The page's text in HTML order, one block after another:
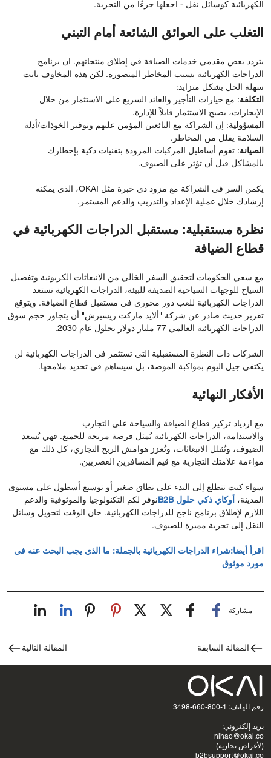
الكهربائية كوسائل نقل - اجعلها جزءًا من التجربة.
التغلب على العوائق الشائعة أمام التبني
يتردد بعض مقدمي خدمات الضيافة في إطلاق منتجاتهم. ان برنامج
الدراجات الكهربائية بسبب المخاطر المتصورة. لكن هذه المخاوف باتت
سهلة الحل بشكل متزايد:
التكلفة: مع خيارات التأجير والعائد السريع على الاستثمار من خلال
الإيجارات، يصبح الاستثمار قابلاً للإدارة.
المسؤولية: إن الشراكة مع البائعين المؤمن عليهم وتوفير الخوذات/أدلة
السلامة يقلل من المخاطر.
الصيانة: تقوم أساطيل المركبات المزودة بتقنيات ذكية بإخطارك
بالمشاكل قبل أن تؤثر على الضيوف.
يكمن السر في الشراكة مع مزود ذي خبرة مثل OKAI، الذي يمكنه
إرشادك خلال عملية الإعداد والتدريب والدعم المستمر.
نظرة مستقبلية: مستقبل الدراجات الكهربائية في
قطاع الضيافة
مع سعي الحكومات لتحقيق السفر الخالي من الانبعاثات الكربونية وتفضيل
السياح للوجهات السياحية الصديقة للبيئة، الدراجات الكهربائية تستعد
الدراجات الكهربائية للعب دور محوري في مستقبل قطاع الضيافة. ويتوقع
تقرير حديث صادر عن شركة "ألايد ماركت ريسيرش" أن يتجاوز حجم سوق
الدراجات الكهربائية العالمي 77 مليار دولار بحلول عام 2030.
الشركات ذات النظرة المستقبلية التي تستثمر في الدراجات الكهربائية لن
يكتفي جيل اليوم بمواكبة الموضة، بل سيساهم في تحديد ملامحها.
الأفكار النهائية
مع ازدياد تركيز قطاع الضيافة والسياحة على التجارب
والاستدامة، الدراجات الكهربائية تُمثل فرصة مربحة للجميع. فهي تُسعد
الضيوف، وتُقلل الانبعاثات، وتُعزز هوامش الربح التجاري، كل ذلك مع
مواءمة علامتك التجارية مع قيم المسافرين العصريين.
سواء كنت تتطلع إلى البدء على نطاق صغير أو توسيع أسطول على مستوى
المدينة،
أوكاي ذكي حلول B2B
نوفر لكم التكنولوجيا والموثوقية والدعم
اللازم لإطلاق برنامج ناجح للدراجات الكهربائية. حان الوقت لتحويل وسائل
النقل إلى تجربة مميزة للضيوف.
اقرأ أيضا:شراء الدراجات الكهربائية بالجملة: ما الذي يجب البحث عنه في
مورد موثوق
مشاركة
المقالة السابقة المقالة التالية
رقم الهاتف: 1-800-660-3498
بريد إلكتروني:
nihao@okai.co
(لأغراض تجارية)
b2bsupport@okai.co